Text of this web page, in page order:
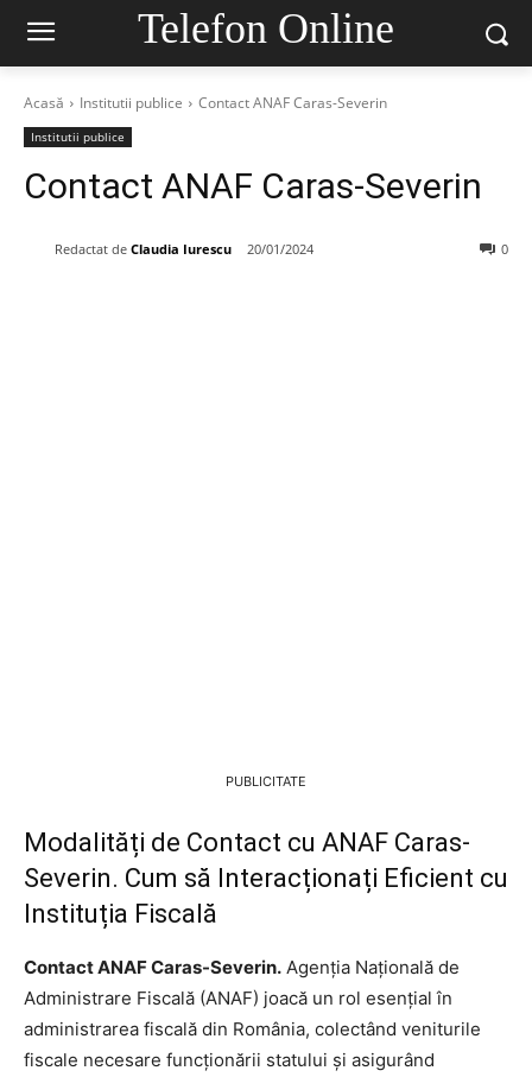
Telefon Online
Acasă Institutii publice Contact ANAF Caras-Severin
Institutii publice
Contact ANAF Caras-Severin
Redactat de Claudia Iurescu 20/01/2024 0
PUBLICITATE
Modalități de Contact cu ANAF Caras-
Severin. Cum să Interacționați Eficient cu
Instituția Fiscală
Contact ANAF Caras-Severin. Agenția Națională de
Administrare Fiscală (ANAF) joacă un rol esențial în
administrarea fiscală din România, colectând veniturile
fiscale necesare funcționării statului și asigurând